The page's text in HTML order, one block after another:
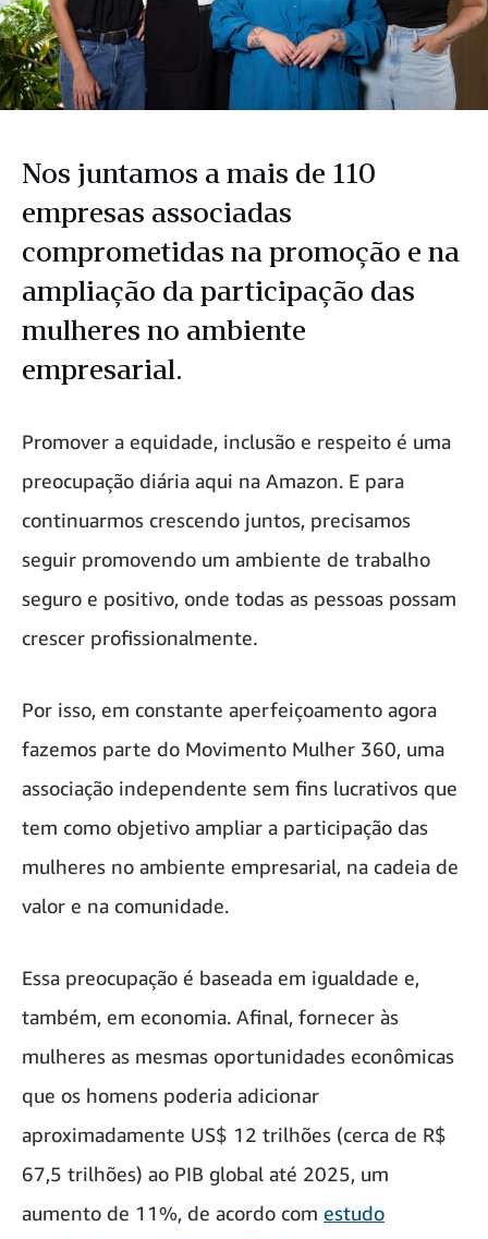
Nos juntamos a mais de 110
empresas associadas
comprometidas na promoção e na
ampliação da participação das
mulheres no ambiente
empresarial.
Promover a equidade, inclusão e respeito é uma
preocupação diária aqui na Amazon. E para
continuarmos crescendo juntos, precisamos
seguir promovendo um ambiente de trabalho
seguro e positivo, onde todas as pessoas possam
crescer profissionalmente.
Por isso, em constante aperfeiçoamento agora
fazemos parte do Movimento Mulher 360, uma
associação independente sem fins lucrativos que
tem como objetivo ampliar a participação das
mulheres no ambiente empresarial, na cadeia de
valor e na comunidade.
Essa preocupação é baseada em igualdade e,
também, em economia. Afinal, fornecer às
mulheres as mesmas oportunidades econômicas
que os homens poderia adicionar
aproximadamente US$ 12 trilhões (cerca de R$
67,5 trilhões) ao PIB global até 2025, um
aumento de 11%, de acordo com estudo